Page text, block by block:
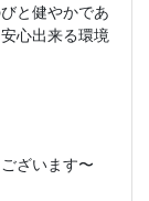
と健やかであ
心出来る環境
ざいます〜